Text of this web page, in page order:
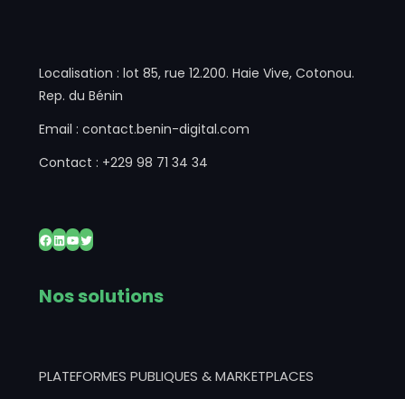
Localisation : lot 85, rue 12.200. Haie Vive, Cotonou.
Rep. du Bénin
Email : contact.benin-digital.com
Contact : +229 98 71 34 34
Facebook
LinkedIn
YouTube
Twitter
Nos solutions
PLATEFORMES PUBLIQUES & MARKETPLACES